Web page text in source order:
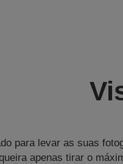
para levar as suas
apenas tirar o